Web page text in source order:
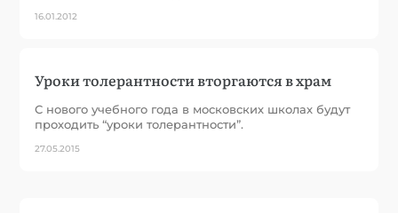
16.01.2012
Уроки толерантности вторгаются в храм
С нового учебного года в московских школах будут
проходить “уроки толерантности”.
27.05.2015